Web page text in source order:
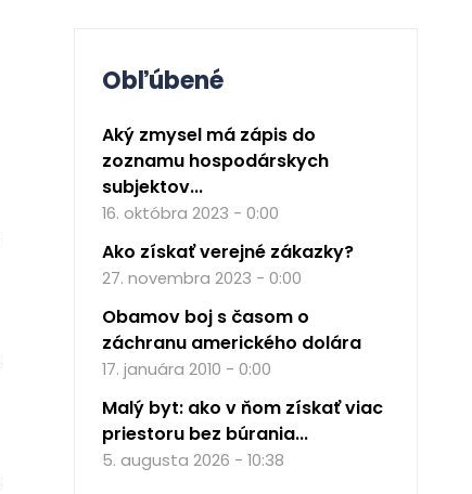
Obľúbené
Aký zmysel má zápis do
zoznamu hospodárskych
subjektov...
16. októbra 2023 - 0:00
Ako získať verejné zákazky?
27. novembra 2023 - 0:00
Obamov boj s časom o
záchranu amerického dolára
17. januára 2010 - 0:00
Malý byt: ako v ňom získať viac
priestoru bez búrania...
5. augusta 2026 - 10:38